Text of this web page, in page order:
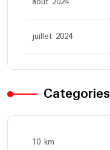
juillet 2024
Categories
10 km